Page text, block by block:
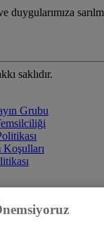
duygularımıza
saklıdır.
Grubu
Koşulları